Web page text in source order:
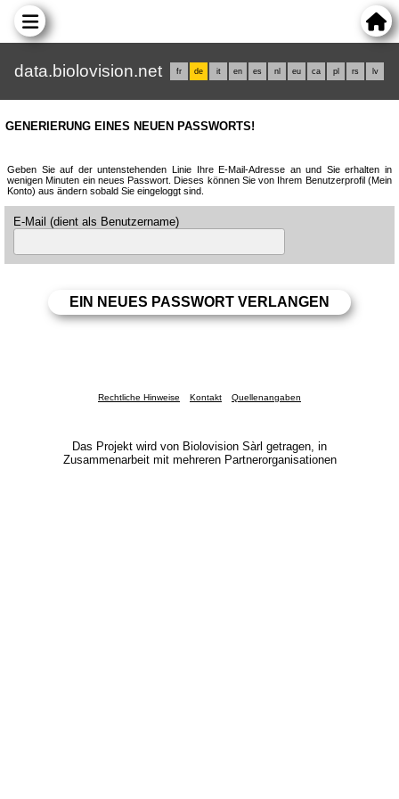
data.biolovision.net fr de it en es nl eu ca pl rs lv
GENERIERUNG EINES NEUEN PASSWORTS!
Geben Sie auf der untenstehenden Linie Ihre E-Mail-Adresse an und Sie erhalten in
wenigen Minuten ein neues Passwort. Dieses können Sie von Ihrem Benutzerprofil (Mein
Konto) aus ändern sobald Sie eingeloggt sind.
E-Mail (dient als Benutzername)
Rechtliche Hinweise Kontakt Quellenangaben
Das Projekt wird von Biolovision Sàrl getragen, in
Zusammenarbeit mit mehreren Partnerorganisationen